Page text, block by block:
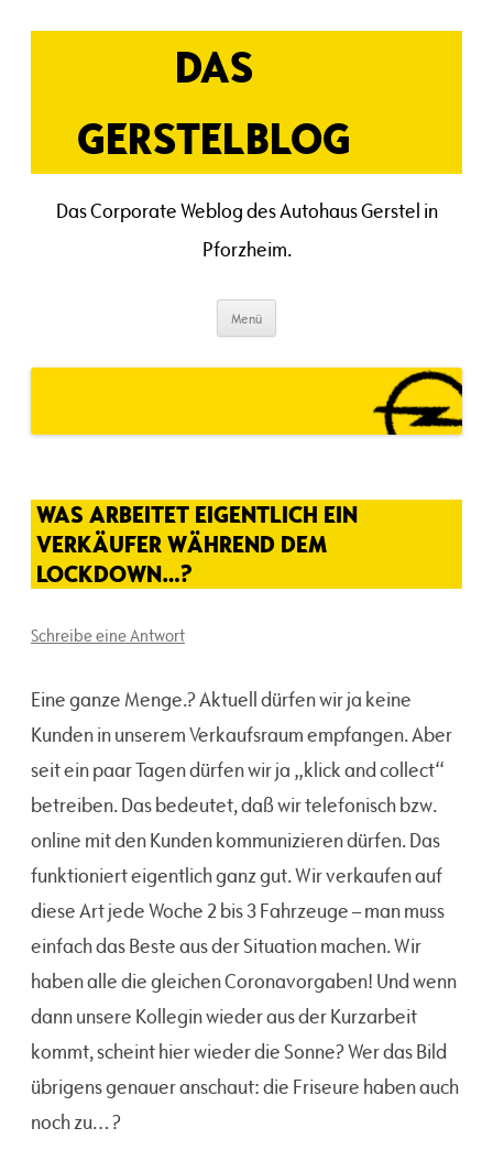
Inhalt
DAS
GERSTELBLOG
Das Corporate Weblog des Autohaus Gerstel in
Pforzheim.
Menü
WAS ARBEITET EIGENTLICH EIN
VERKÄUFER WÄHREND DEM
LOCKDOWN…?
Schreibe eine Antwort
Eine ganze Menge.? Aktuell dürfen wir ja keine
Kunden in unserem Verkaufsraum empfangen. Aber
seit ein paar Tagen dürfen wir ja „klick and collect“
betreiben. Das bedeutet, daß wir telefonisch bzw.
online mit den Kunden kommunizieren dürfen. Das
funktioniert eigentlich ganz gut. Wir verkaufen auf
diese Art jede Woche 2 bis 3 Fahrzeuge – man muss
einfach das Beste aus der Situation machen. Wir
haben alle die gleichen Coronavorgaben! Und wenn
dann unsere Kollegin wieder aus der Kurzarbeit
kommt, scheint hier wieder die Sonne? Wer das Bild
übrigens genauer anschaut: die Friseure haben auch
noch zu… ?